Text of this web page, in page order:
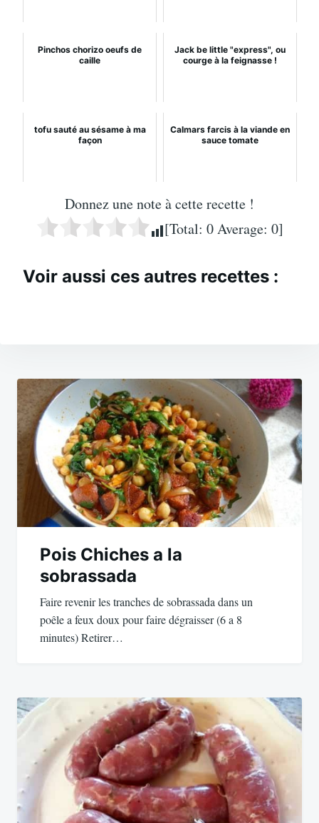
Pinchos chorizo oeufs de
caille
Jack be little "express", ou
courge à la feignasse !
tofu sauté au sésame à ma
façon
Calmars farcis à la viande en
sauce tomate
Donnez une note à cette recette !
[Total: 0Average: 0]
Voir aussi ces autres recettes :
Navigation
de
l’article
Pois Chiches a la
sobrassada
Faire revenir les tranches de sobrassada dans un
poêle a feux doux pour faire dégraisser (6 a 8
minutes) Retirer…